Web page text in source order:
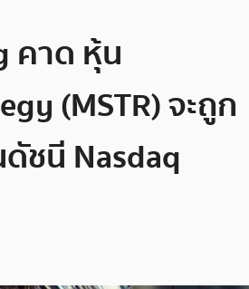
คาด หุ้น
(MSTR) จะถูก
ดัชนี Nasdaq